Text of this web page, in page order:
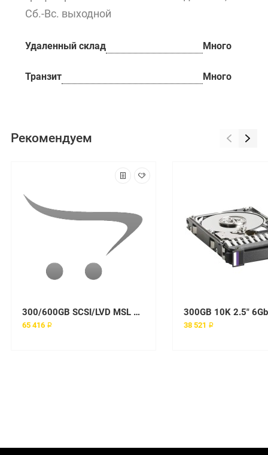
Сб.-Вс. выходной
Удаленный склад Много
Транзит Много
Рекомендуем
300/600GB SCSI/LVD MSL 6000 Series Loader Module
65 416 ₽ 38 521 ₽